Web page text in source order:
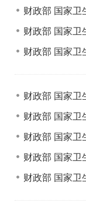
财政部 国家卫
财政部 国家卫
财政部 国家卫
财政部 国家卫
财政部 国家卫
财政部 国家卫
财政部 国家卫
财政部 国家卫